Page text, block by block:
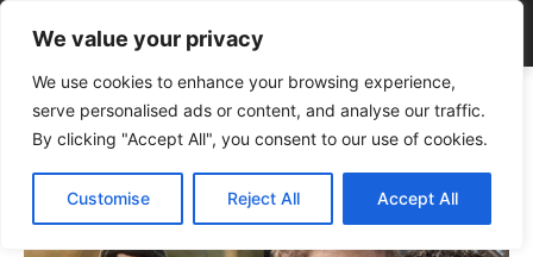
We value your privacy
We use cookies to enhance your browsing experience,
serve personalised ads or content, and analyse our traffic.
By clicking "Accept All", you consent to our use of cookies.
Customise Reject All Accept All
Tags αιμοδοσία Κύπρος Σεπτέμβριος
Tag:αιμοδοσία Κύπρος
Σεπτέμβριος